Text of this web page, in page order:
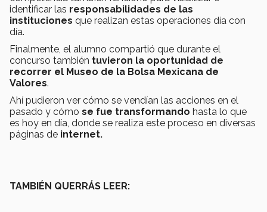
identificar las responsabilidades de las
instituciones que realizan estas operaciones día con
día.
Finalmente, el alumno compartió que durante el
concurso también tuvieron la oportunidad de
recorrer el Museo de la Bolsa Mexicana de
Valores.
Ahí pudieron ver cómo se vendían las acciones en el
pasado y cómo se fue transformando hasta lo que
es hoy en día, donde se realiza este proceso en diversas
páginas de internet.
TAMBIÉN QUERRÁS LEER: